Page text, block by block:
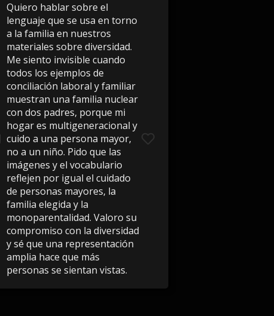
Quiero hablar sobre el
lenguaje que se usa en torno
a la familia en nuestros
materiales sobre diversidad.
Me siento invisible cuando
todos los ejemplos de
conciliación laboral y familiar
muestran una familia nuclear
con dos padres, porque mi
hogar es multigeneracional y
cuido a una persona mayor,
no a un niño. Pido que las
imágenes y el vocabulario
reflejen por igual el cuidado
de personas mayores, la
familia elegida y la
monoparentalidad. Valoro su
compromiso con la diversidad
y sé que una representación
amplia hace que más
personas se sientan vistas.